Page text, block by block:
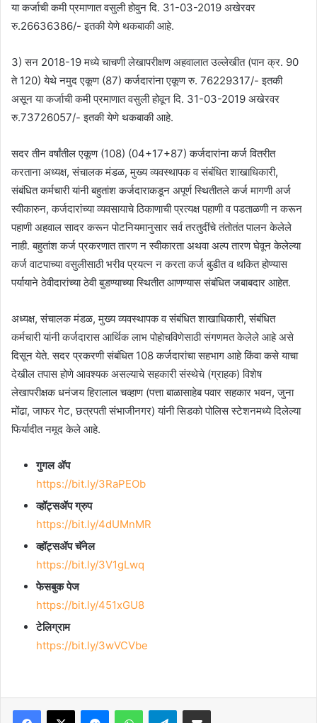
या कर्जाची कमी प्रमाणात वसुली होवुन दि. 31-03-2019 अखेरवर
रु.26636386/- इतकी येणे थकबाकी आहे.
3) सन 2018-19 मध्ये चाचणी लेखापरीक्षण अहवालात उल्लेखीत (पान क्र. 90
ते 120) येथे नमुद एकूण (87) कर्जदारांना एकूण रु. 76229317/- इतकी
असून या कर्जाची कमी प्रमाणात वसुली होवून दि. 31-03-2019 अखेरवर
रु.73726057/- इतकी येणे थकबाकी आहे.
सदर तीन वर्षांतील एकूण (108) (04+17+87) कर्जदारांना कर्ज वितरीत
करताना अध्यक्ष, संचालक मंडळ, मुख्य व्यवस्थापक व संबंधित शाखाधिकारी,
संबंधित कर्मचारी यांनी बहुतांश कर्जदाराकडून अपूर्ण स्थितीतले कर्ज मागणी अर्ज
स्वीकारुन, कर्जदारांच्या व्यवसायाचे ठिकाणाची प्रत्यक्ष पहाणी व पडताळणी न करून
पहाणी अहवाल सादर करून पोटनियमानुसार सर्व तरतुदींचे तंतोतंत पालन केलेले
नाही. बहुतांश कर्ज प्रकरणात तारण न स्वीकारता अथवा अल्प तारण घेवून केलेल्या
कर्ज वाटपाच्या वसुलीसाठी भरीव प्रयत्न न करता कर्ज बुडीत व थकित होण्यास
पर्यायाने ठेवीदारांच्या ठेवी बुडण्याच्या स्थितीत आणण्यास संबंधित जबाबदार आहेत.
अध्यक्ष, संचालक मंडळ, मुख्य व्यवस्थापक व संबंधित शाखाधिकारी, संबंधित
कर्मचारी यांनी कर्जदारास आर्थिक लाभ पोहोचविणेसाठी संगणमत केलेले आहे असे
दिसून येते. सदर प्रकरणी संबंधित 108 कर्जदारांचा सहभाग आहे किंवा कसे याचा
देखील तपास होणे आवश्यक असल्याचे सहकारी संस्थेचे (ग्राहक) विशेष
लेखापरीक्षक धनंजय हिरालाल चव्हाण (पत्ता बाळासाहेब पवार सहकार भवन, जुना
मोंढा, जाफर गेट, छत्रपती संभाजीनगर) यांनी सिडको पोलिस स्टेशनमध्ये दिलेल्या
फिर्यादीत नमूद केले आहे.
गुगल ॲप
https://bit.ly/3RaPEOb
व्हॉट्सॲप ग्रुप
https://bit.ly/4dUMnMR
व्हॉट्सॲप चॅनेल
https://bit.ly/3V1gLwq
फेसबुक पेज
https://bit.ly/451xGU8
टेलिग्राम
https://bit.ly/3wVCVbe
Facebook
X MessengerWhatsAppTelegramShare via Email